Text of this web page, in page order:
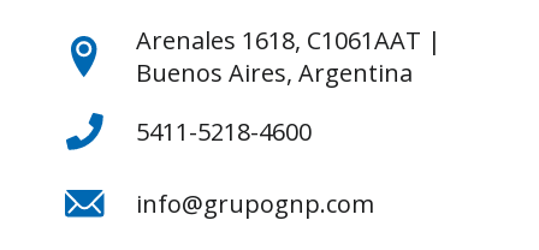
Arenales 1618, C1061AAT |
Buenos Aires, Argentina
5411-5218-4600
info@grupognp.com